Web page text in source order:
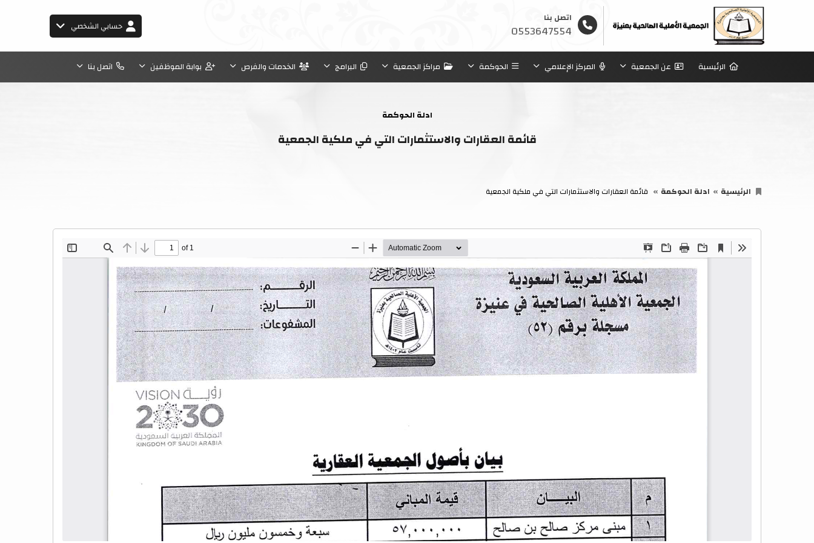
اتصل بنا
0553647554 حسابي الشخصي
الرئيسية عن الجمعية المركز الإعلامي الحوكمة مراكز الجمعية البرامج الخدمات والفرص بوابة الموظفين اتصل بنا
ادلة الحوكمة
قائمة العقارات والاستثمارات التي في ملكية الجمعية
الرئيسية ادلة الحوكمة قائمة العقارات والاستثمارات التي في ملكية الجمعية